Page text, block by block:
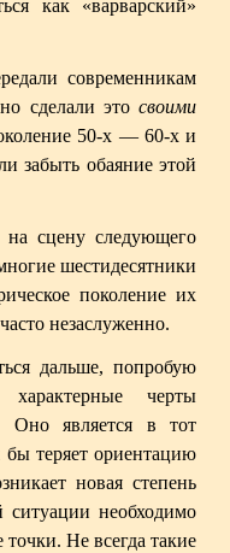
как «варварский»
современникам
но сделали этосвоими
50-х — 60-х и
забыть обаяние этой
сцену следующего
шестидесятники
поколение их
незаслуженно.
дальше, попробую
черты
Оно является в тот
теряет ориентацию
новая степень
необходимо
Не всегда такие